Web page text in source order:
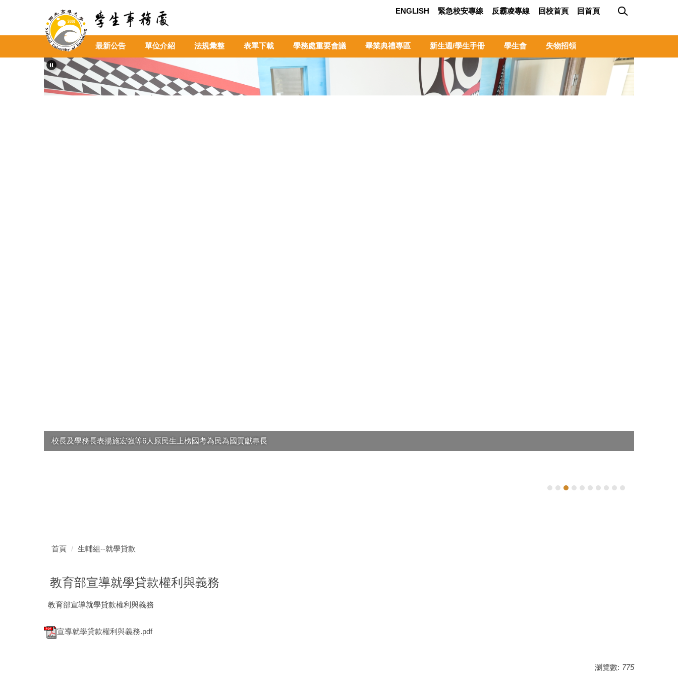
最新公告 單位介紹 法規彙整 表單下載 學務處重要會議 畢業典禮專區 新生週/學生手冊 學生會 失物招領
ENGLISH 緊急校安專線 反霸凌專線 回校首頁 回首頁
校長及學務長表揚施宏強等6人原民生上榜國考為民為國貢獻專長
首頁 生輔組--就學貸款
教育部宣導就學貸款權利與義務
教育部宣導就學貸款權利與義務
宣導就學貸款權利與義務.pdf
瀏覽數: 775